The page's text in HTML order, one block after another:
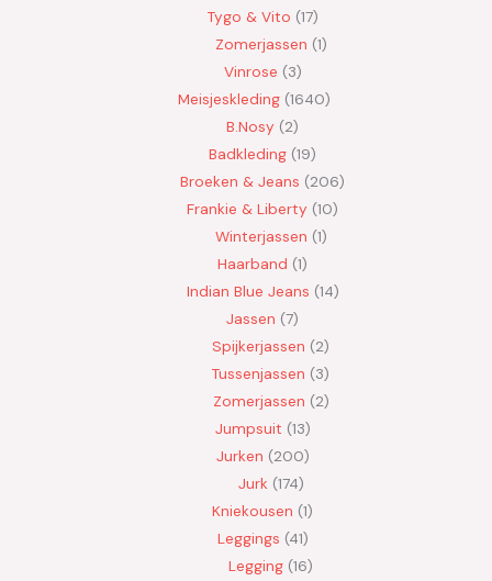
Tygo & Vito 17
Zomerjassen 1
Vinrose 3
Meisjeskleding 1640
B.Nosy
2
Badkleding 19
Broeken & Jeans
206
Frankie & Liberty 10
Winterjassen 1
Haarband 1
Indian Blue Jeans 14
Jassen 7
Spijkerjassen
2
Tussenjassen
3
Zomerjassen 2
Jumpsuit 13
Jurken 200
Jurk 174
Kniekousen 1
Leggings 41
Legging 16